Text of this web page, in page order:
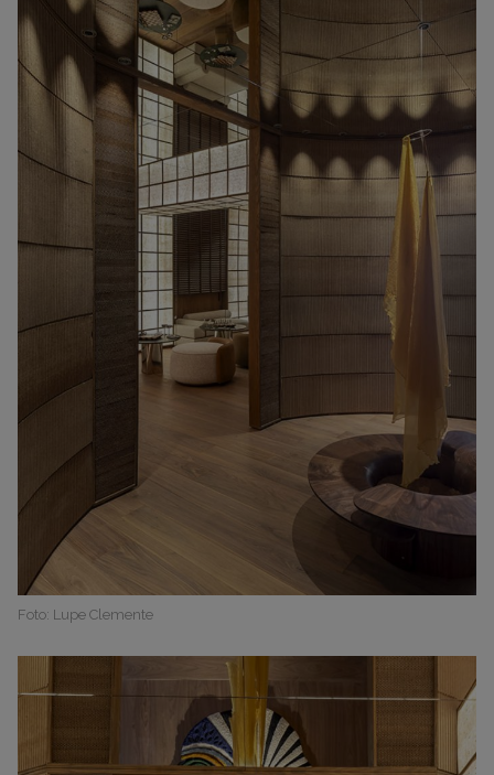
Foto: Lupe Clemente